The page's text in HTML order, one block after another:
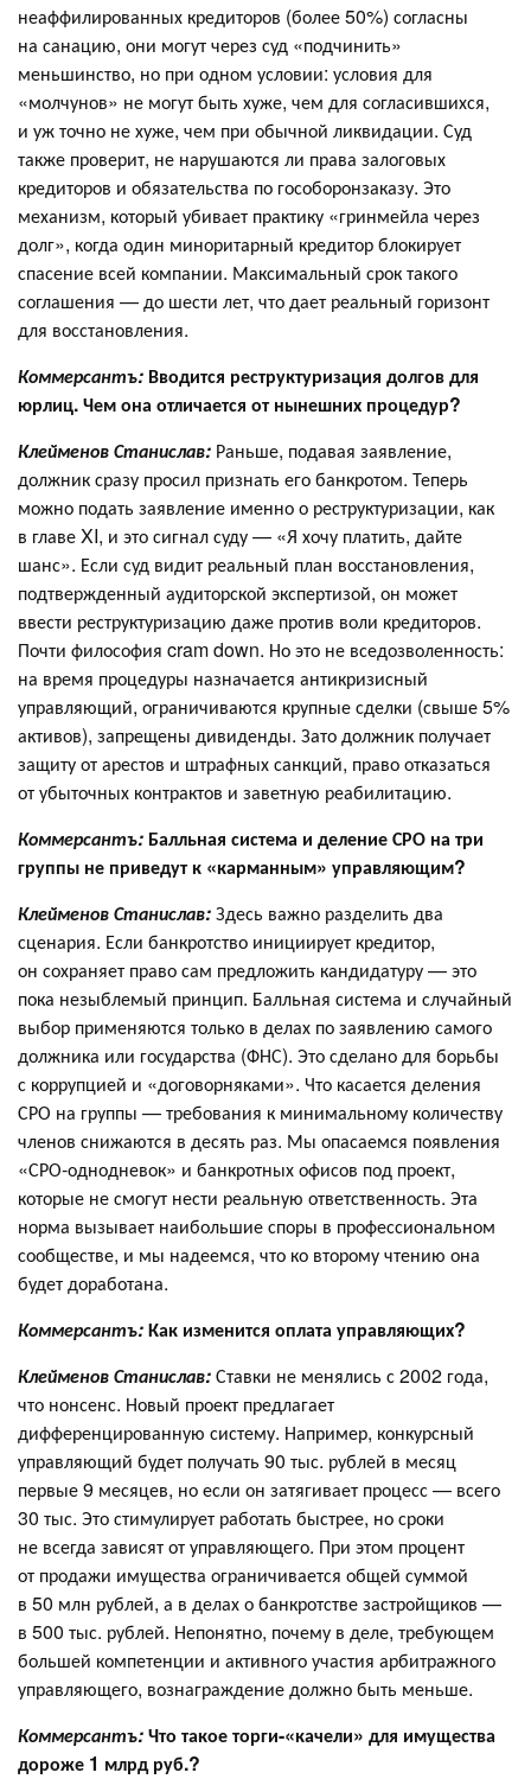
неаффилированных кредиторов (более 50%) согласны
на санацию, они могут через суд «подчинить»
меньшинство, но при одном условии: условия для
«молчунов» не могут быть хуже, чем для согласившихся,
и уж точно не хуже, чем при обычной ликвидации. Суд
также проверит, не нарушаются ли права залоговых
кредиторов и обязательства по гособоронзаказу. Это
механизм, который убивает практику «гринмейла через
долг», когда один миноритарный кредитор блокирует
спасение всей компании. Максимальный срок такого
соглашения — до шести лет, что дает реальный горизонт
для восстановления.
Коммерсантъ: Вводится реструктуризация долгов для
юрлиц. Чем она отличается от нынешних процедур?
Клейменов Станислав: Раньше, подавая заявление,
должник сразу просил признать его банкротом. Теперь
можно подать заявление именно о реструктуризации, как
в главе XI, и это сигнал суду — «Я хочу платить, дайте
шанс». Если суд видит реальный план восстановления,
подтвержденный аудиторской экспертизой, он может
ввести реструктуризацию даже против воли кредиторов.
Почти философия cram down. Но это не вседозволенность:
на время процедуры назначается антикризисный
управляющий, ограничиваются крупные сделки (свыше 5%
активов), запрещены дивиденды. Зато должник получает
защиту от арестов и штрафных санкций, право отказаться
от убыточных контрактов и заветную реабилитацию.
Коммерсантъ: Балльная система и деление СРО на три
группы не приведут к «карманным» управляющим?
Клейменов Станислав:Здесь важно разделить два
сценария. Если банкротство инициирует кредитор,
он сохраняет право сам предложить кандидатуру — это
пока незыблемый принцип. Балльная система и случайный
выбор применяются только в делах по заявлению самого
должника или государства (ФНС). Это сделано для борьбы
с коррупцией и «договорняками». Что касается деления
СРО на группы — требования к минимальному количеству
членов снижаются в десять раз. Мы опасаемся появления
«СРО-однодневок» и банкротных офисов под проект,
которые не смогут нести реальную ответственность. Эта
норма вызывает наибольшие споры в профессиональном
сообществе, и мы надеемся, что ко второму чтению она
будет доработана.
Коммерсантъ:Как изменится оплата управляющих?
Клейменов Станислав:Ставки не менялись с 2002 года,
что нонсенс. Новый проект предлагает
дифференцированную систему. Например, конкурсный
управляющий будет получать 90 тыс. рублей в месяц
первые 9 месяцев, но если он затягивает процесс — всего
30 тыс. Это стимулирует работать быстрее, но сроки
не всегда зависят от управляющего. При этом процент
от продажи имущества ограничивается общей суммой
в 50 млн рублей, а в делах о банкротстве застройщиков —
в 500 тыс. рублей. Непонятно, почему в деле, требующем
большей компетенции и активного участия арбитражного
управляющего, вознаграждение должно быть меньше.
Коммерсантъ:Что такое торги-«качели» для имущества
дороже 1 млрд руб.?